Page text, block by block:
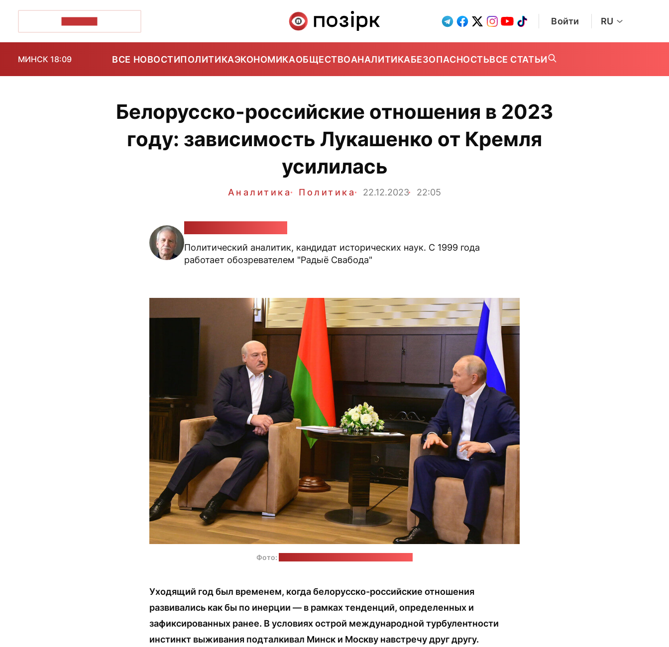
Войти RU
МИНСК 18:09 ВСЕ НОВОСТИПОЛИТИКАЭКОНОМИКАОБЩЕСТВОАНАЛИТИКАБЕЗОПАСНОСТЬВСЕ СТАТЬИ
Белорусско-российские отношения в 2023
году: зависимость Лукашенко от Кремля
усилилась
Аналитика Политика 22.12.2023 22:05
Политический аналитик, кандидат исторических наук. С 1999 года
работает обозревателем "Радыё Свабода"
Фото:
Уходящий год был временем, когда белорусско-российские отношения
развивались как бы по инерции — в рамках тенденций, определенных и
зафиксированных ранее. В условиях острой международной турбулентности
инстинкт выживания подталкивал Минск и Москву навстречу друг другу.